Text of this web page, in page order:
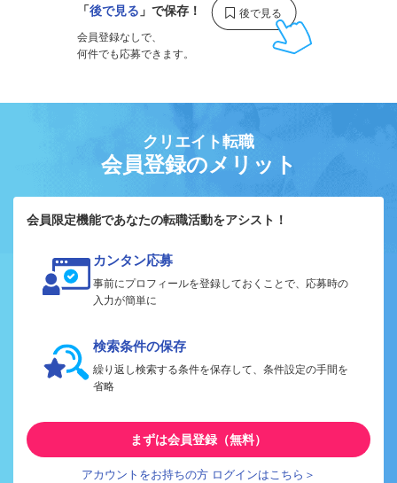
「後で見る 」で保存！
会員登録なしで、
何件でも応募できます。
クリエイト転職
会員登録のメリット
会員限定機能であなたの転職活動をアシスト！
カンタン応募
事前にプロフィールを登録しておくことで、応募時の
入力が簡単に
検索条件の保存
繰り返し検索する条件を保存して、条件設定の手間を
省略
まずは会員登録（無料）
アカウントをお持ちの方 ログインはこちら＞